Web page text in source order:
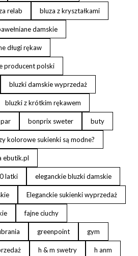
relab bluza z kryształkami
damskie
długi rękaw
producent polski
bluzki damskie wyprzedaż
bluzki z krótkim rękawem
bonprix sweter buty
kolorowe sukienki są modne?
ebutik.pl
latki eleganckie bluzki damskie
Eleganckie sukienki wyprzedaż
fajne ciuchy
greenpoint gym
h & m swetry h anm